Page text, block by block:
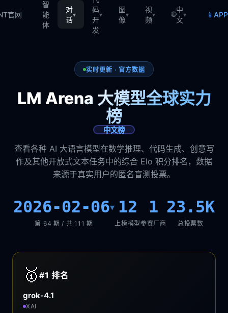
官网
智
能
体
对
话
▾
码
开
发
▾
图
像
▾
视
频
▾ 🌐
中
文
▾ 📱
实时更新 · 官方数据
LM Arena 大模型全球实力
榜
中文榜
查看各种 AI 大语言模型在数学推理、代码生成、创意写
作及其他开放式文本任务中的综合 Elo 积分排名，数据
来源于真实用户的匿名盲测投票。
2026-02-06▾
第 64 期 / 共 111 期
12
上榜模型
1
参赛厂商
23.5K
总投票数
🥇 #1排名
grok-4.1
XAI